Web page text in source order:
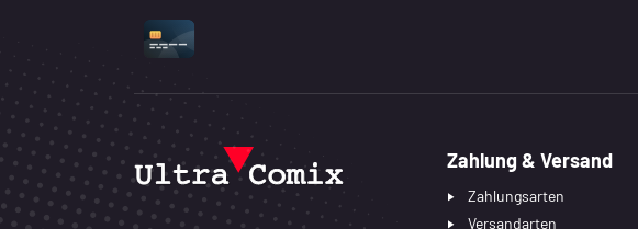
UNTERSTÜTZTE ZAHLUNGSARTEN
Zahlung & Versand
Zahlungsarten
Versandarten